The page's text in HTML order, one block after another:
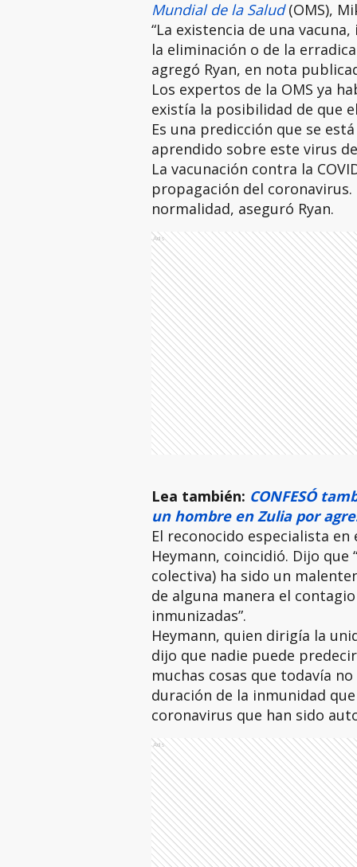
Mundial de la Salud(OMS),
“La existencia de una
la eliminación o de la
agregó Ryan, en nota
Los expertos de la OMS ya
existía la posibilidad de que
Es una predicción que se
aprendido sobre este virus
La vacunación contra la
propagación del coronavirus.
normalidad, aseguró Ryan.
Ads
Lea también: CONFESÓ
un hombre en Zulia por
El reconocido especialista
Heymann, coincidió. Dijo
colectiva) ha sido un
de alguna manera el
inmunizadas”.
Heymann, quien dirigía la
dijo que nadie puede
muchas cosas que todavía
duración de la inmunidad
coronavirus que han sido
Ads